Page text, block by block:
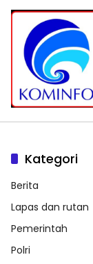
Kategori
Berita
Lapas dan rutan
Pemerintah
Polri